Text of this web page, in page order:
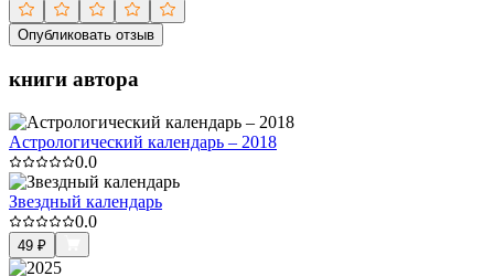
Опубликовать отзыв
книги автора
Астрологический календарь – 2018
0.0
Звездный календарь
0.0
49 ₽